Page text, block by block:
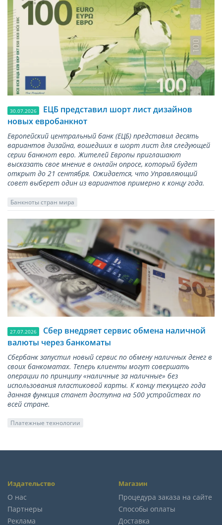
30.07.2026
ЕЦБ представил шорт лист дизайнов
новых евробанкнот
Европейский центральный банк (ЕЦБ) представил десять
вариантов дизайна, вошедших в шорт лист для следующей
серии банкнот евро. Жителей Европы приглашают
высказать свое мнение в онлайн опросе, который будет
открыт до 21 сентября. Ожидается, что Управляющий
совет выберет один из вариантов примерно к концу года.
Банкноты стран мира
27.07.2026
Сбер внедряет сервис обмена наличной
валюты через банкоматы
Сбербанк запустил новый сервис по обмену наличных денег в
своих банкоматах. Теперь клиенты могут совершать
операции по принципу «наличные за наличные» без
использования пластиковой карты. К концу текущего года
данная функция станет доступна на 500 устройствах по
всей стране.
Платежные технологии
Издательство
О нас
Партнеры
Реклама
Магазин
Процедура заказа на сайте
Способы оплаты
Доставка